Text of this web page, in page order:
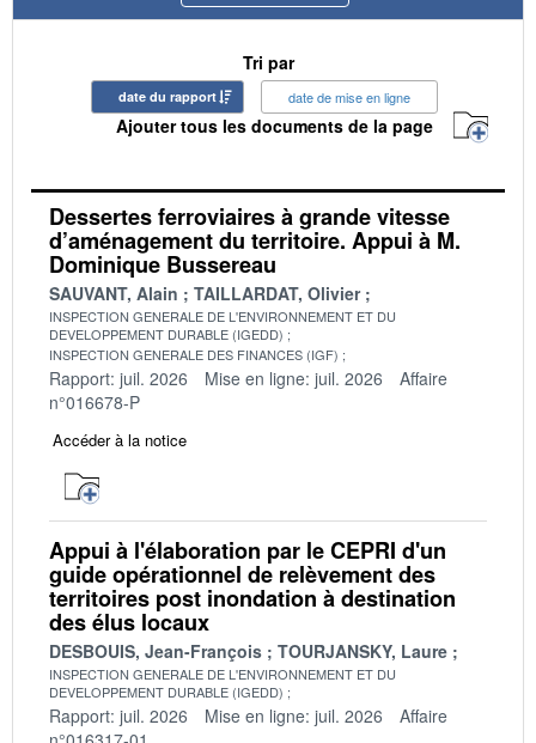
Tri par
date du rapport date de mise en ligne
Ajouter tous les documents de la page
Dessertes ferroviaires à grande vitesse
d’aménagement du territoire. Appui à M.
Dominique Bussereau
SAUVANT, Alain TAILLARDAT, Olivier
INSPECTION GENERALE DE L'ENVIRONNEMENT ET DU
DEVELOPPEMENT DURABLE (IGEDD)
INSPECTION GENERALE DES FINANCES (IGF)
Rapport: juil. 2026 Mise en ligne: juil. 2026
Affaire
n°016678-P
Accéder à la notice
Appui à l'élaboration par le CEPRI d'un
guide opérationnel de relèvement des
territoires post inondation à destination
des élus locaux
DESBOUIS, Jean-François TOURJANSKY, Laure
INSPECTION GENERALE DE L'ENVIRONNEMENT ET DU
DEVELOPPEMENT DURABLE (IGEDD)
Rapport: juil. 2026 Mise en ligne: juil. 2026
Affaire